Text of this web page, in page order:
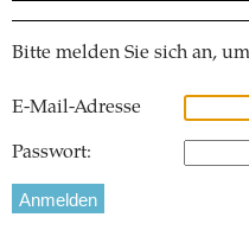
Bitte melden Sie sich an,
E-Mail-Adresse
Passwort: